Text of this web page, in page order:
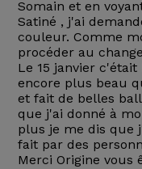
Somain et en
Satiné , j'ai
couleur. Comme
procéder au
Le 15 janvier
encore plus beau
et fait de belles
que j'ai donné à
plus je me dis que
fait par des
Merci Origine vous